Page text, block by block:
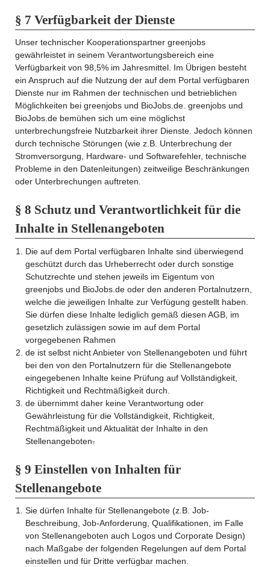
§ 7 Verfügbarkeit der Dienste
Unser technischer Kooperationspartner greenjobs
gewährleistet in seinem Verantwortungsbereich eine
Verfügbarkeit von 98,5% im Jahresmittel. Im Übrigen besteht
ein Anspruch auf die Nutzung der auf dem Portal verfügbaren
Dienste nur im Rahmen der technischen und betrieblichen
Möglichkeiten bei greenjobs und BioJobs.de. greenjobs und
BioJobs.de bemühen sich um eine möglichst
unterbrechungsfreie Nutzbarkeit ihrer Dienste. Jedoch können
durch technische Störungen (wie z.B. Unterbrechung der
Stromversorgung, Hardware- und Softwarefehler, technische
Probleme in den Datenleitungen) zeitweilige Beschränkungen
oder Unterbrechungen auftreten.
§ 8 Schutz und Verantwortlichkeit für die
Inhalte in Stellenangeboten
Die auf dem Portal verfügbaren Inhalte sind überwiegend
geschützt durch das Urheberrecht oder durch sonstige
Schutzrechte und stehen jeweils im Eigentum von
greenjobs und BioJobs.de oder den anderen Portalnutzern,
welche die jeweiligen Inhalte zur Verfügung gestellt haben.
Sie dürfen diese Inhalte lediglich gemäß diesen AGB, im
gesetzlich zulässigen sowie im auf dem Portal
vorgegebenen Rahmen
de ist selbst nicht Anbieter von Stellenangeboten und führt
bei den von den Portalnutzern für die Stellenangebote
eingegebenen Inhalte keine Prüfung auf Vollständigkeit,
Richtigkeit und Rechtmäßigkeit durch.
de übernimmt daher keine Verantwortung oder
Gewährleistung für die Vollständigkeit, Richtigkeit,
Rechtmäßigkeit und Aktualität der Inhalte in den
Stellenangeboten.
§ 9 Einstellen von Inhalten für
Stellenangebote
Sie dürfen Inhalte für Stellenangebote (z.B. Job-
Beschreibung, Job-Anforderung, Qualifikationen, im Falle
von Stellenangeboten auch Logos und Corporate Design)
nach Maßgabe der folgenden Regelungen auf dem Portal
einstellen und für Dritte verfügbar machen.